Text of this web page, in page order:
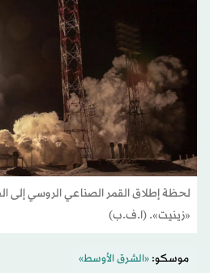
لحظة إطلاق القمر الصناعي الروسي إلى
«زينيت». (ا.ف.ب)
موسكو:«الشرق الأوسط»